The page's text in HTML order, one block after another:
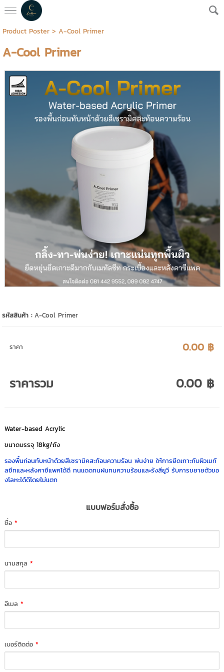
Product Poster> A-Cool Primer
A-Cool Primer
รหัสสินค้า :A-Cool Primer
ราคา 0.00 ฿
ราคารวม 0.00 ฿
Water-based Acrylic
ขนาดบรรจุ 18kg/ถัง
รองพื้นก่อนทับหน้าด้วยสีเซรามิคสะท้อนความร้อน พ่นง่าย ให้การยึดเกาะกับผิวเมทั
ลชีทและหลังคาซีแพคได้ดี ทนแดดทนฝนทนความร้อนและรังสียูวี รับการขยายตัวขอ
งโลหะได้ดีโดยไม่แตก
แบบฟอร์มสั่งซื้อ
ชื่อ*
นามสกุล*
อีเมล*
เบอร์ติดต่อ*